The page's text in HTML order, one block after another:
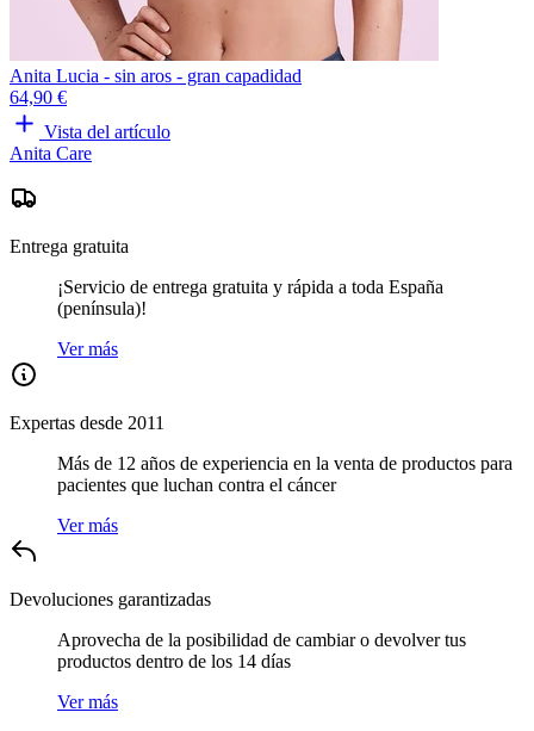
Anita Lucia - sin aros - gran capadidad
64,90 €
Vista del artículo
Anita Care
Entrega gratuita
¡Servicio de entrega gratuita y rápida a toda España
(península)!
Ver más
Expertas desde 2011
Más de 12 años de experiencia en la venta de productos para
pacientes que luchan contra el cáncer
Ver más
Devoluciones garantizadas
Aprovecha de la posibilidad de cambiar o devolver tus
productos dentro de los 14 días
Ver más